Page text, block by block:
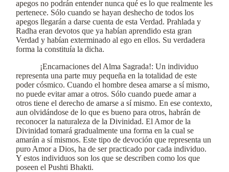
apegos no podrán entender nunca qué es lo que realmente les
pertenece. Sólo cuando se hayan deshecho de todos los
apegos llegarán a darse cuenta de esta Verdad. Prahlada y
Radha eran devotos que ya habían aprendido esta gran
Verdad y habían exterminado al ego en ellos. Su verdadera
forma la constituía la dicha.
¡Encarnaciones del Alma Sagrada!: Un individuo
representa una parte muy pequeña en la totalidad de este
poder cósmico. Cuando el hombre desea amarse a sí mismo,
no puede evitar amar a otros. Sólo cuando puede amar a
otros tiene el derecho de amarse a sí mismo. En ese contexto,
aun olvidándose de lo que es bueno para otros, habrán de
reconocer la naturaleza de la Divinidad. El Amor de la
Divinidad tomará gradualmente una forma en la cual se
amarán a sí mismos. Este tipo de devoción que representa un
puro Amor a Dios, ha de ser practicado por cada individuo.
Y estos individuos son los que se describen como los que
poseen el Pushti Bhakti.